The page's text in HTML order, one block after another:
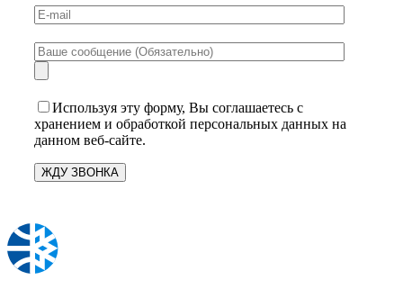
Используя эту форму, Вы соглашаетесь с
хранением и обработкой персональных данных на
данном веб-сайте.